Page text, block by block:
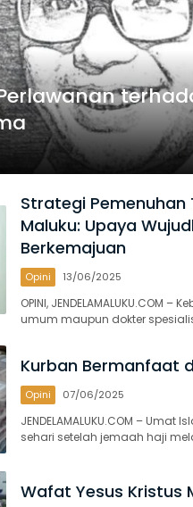
Strategi Pemenuhan
Maluku: Upaya
Berkemajuan
Opini 13/06/2025
OPINI,
umum maupun dokter
Kurban Bermanfaat
Opini 07/06/2025
JENDELAMALUKU.COM –
sehari setelah jemaah haji
Wafat Yesus Kristus